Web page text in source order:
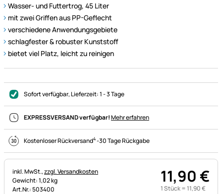
Wasser- und Futtertrog, 45 Liter
mit zwei Griffen aus PP-Geflecht
verschiedene Anwendungsgebiete
schlagfester & robuster Kunststoff
bietet viel Platz, leicht zu reinigen
Sofort verfügbar, Lieferzeit:1 - 3 Tage
EXPRESSVERSAND verfügbar!Mehr erfahren
Kostenloser Rückversand4-30 Tage Rückgabe
Steuerhinweis:
inkl. MwSt.,zzgl. Versandkosten
Gewicht: 1,02 kg
Art.Nr.: 503400
11,90€
1 Stück =11,90€